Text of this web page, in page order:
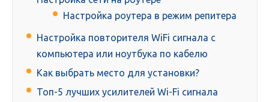
Настройка роутера в режим репитера
Настройка повторителя WiFi сигнала с
компьютера или ноутбука по кабелю
Как выбрать место для установки?
Топ-5 лучших усилителей Wi-Fi сигнала